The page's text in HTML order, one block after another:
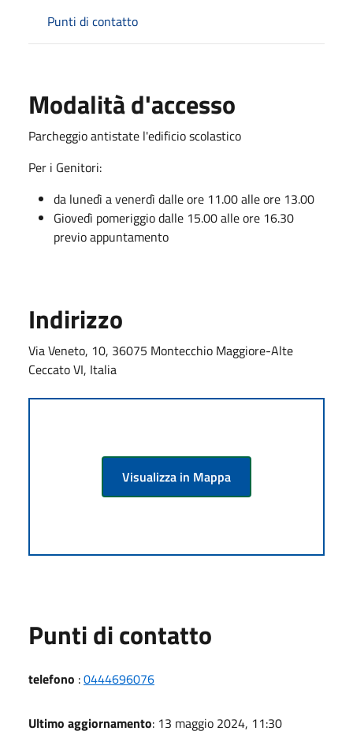
Punti di contatto
Modalità d'accesso
Parcheggio antistate l'edificio scolastico
Per i Genitori:
da lunedì a venerdì dalle ore 11.00 alle ore 13.00
Giovedì pomeriggio dalle 15.00 alle ore 16.30
previo appuntamento
Indirizzo
Via Veneto, 10, 36075 Montecchio Maggiore-Alte
Ceccato VI, Italia
Visualizza in Mappa
Punti di contatto
telefono :0444696076
Ultimo aggiornamento: 13 maggio 2024, 11:30